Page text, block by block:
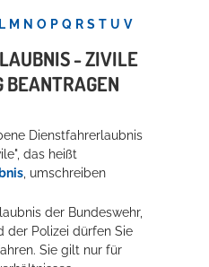
L M N O P Q R S T U V
- ZIVILE
BEANTRAGEN
Dienstfahrerlaubnis
das heißt
, umschreiben
der Bundeswehr,
der Polizei dürfen Sie
Sie gilt nur für